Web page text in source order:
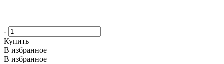
-
+
Купить
В избранное
В избранное